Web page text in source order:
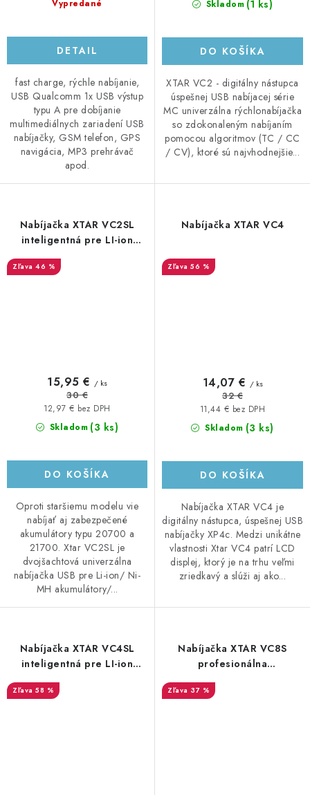
Vypredané
DETAIL
fast charge, rýchle nabíjanie,
USB Qualcomm 1x USB výstup
typu A pre dobíjanie
multimediálnych zariadení USB
nabíjačky, GSM telefon, GPS
navigácia, MP3 prehrávač
apod.
Skladom (1 ks)
DO KOŠÍKA
XTAR VC2 - digitálny nástupca
úspešnej USB nabíjacej série
MC univerzálna rýchlonabíjačka
so zdokonaleným nabíjaním
pomocou algoritmov (TC / CC
/ CV), ktoré sú najvhodnejšie...
Nabíjačka XTAR VC2SL
inteligentná pre LI-ion
akumulátory - záložný zdroj
Power bank
46 %
Skladom (3 ks)
12,97 € bez DPH
15,95 € / ks
30 €
DO KOŠÍKA
Oproti staršiemu modelu vie
nabíjať aj zabezpečené
akumulátory typu 20700 a
21700. Xtar VC2SL je
dvojšachtová univerzálna
nabíjačka USB pre Li-ion/ Ni-
MH akumulátory/...
Nabíjačka XTAR VC4
56 %
Skladom (3 ks)
11,44 € bez DPH
14,07 € / ks
32 €
DO KOŠÍKA
Nabíjačka XTAR VC4 je
digitálny nástupca, úspešnej USB
nabíjačky XP4c. Medzi unikátne
vlastnosti Xtar VC4 patrí LCD
displej, ktorý je na trhu veľmi
zriedkavý a slúži aj ako...
Nabíjačka XTAR VC4SL
inteligentná pre LI-ion
58 %
Nabíjačka XTAR VC8S
profesionálna
USB typ C
37 %